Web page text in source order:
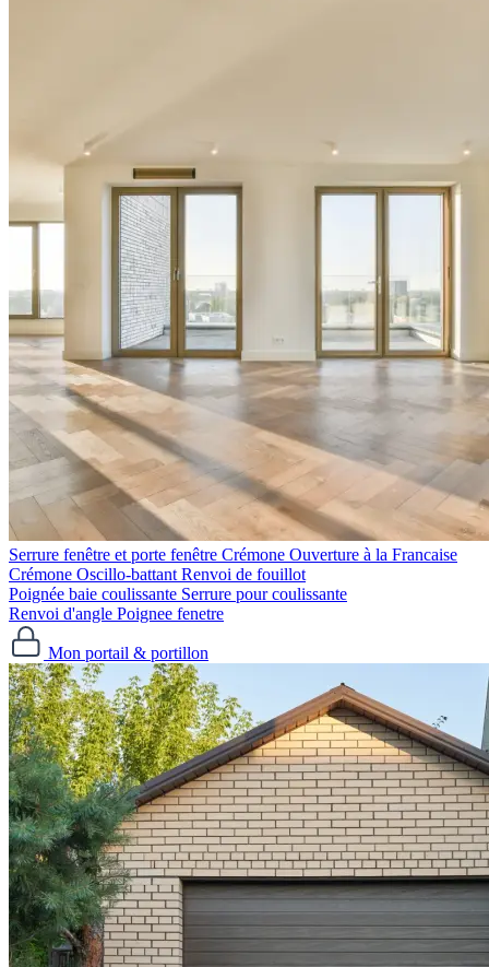
Serrure fenêtre et porte fenêtre
Crémone Ouverture à la Francaise
Crémone Oscillo-battant Renvoi de fouillot
Poignée baie coulissante Serrure pour coulissante
Renvoi d'angle Poignee fenetre
Mon portail & portillon